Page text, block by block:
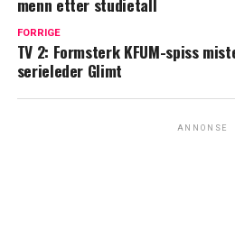
menn etter studietall
FORRIGE
TV 2: Formsterk KFUM-spiss
serieleder Glimt
ANNONSE